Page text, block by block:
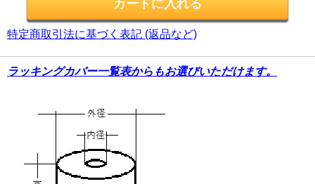
特定商取引法に基づく表記 (返品など)
ラッキングカバー一覧表からもお選びいただけます。